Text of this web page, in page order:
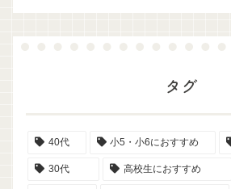
タグ
40代 小5・小6におすすめ
30代 高校生におすすめ